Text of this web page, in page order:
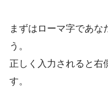
まずはローマ字であな
う。
正しく入力されると右
す。